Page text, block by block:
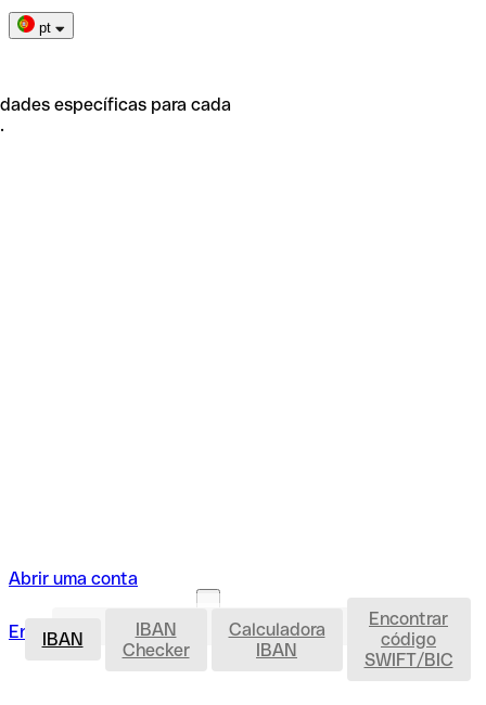
pt
específicas para cada
Abrir uma conta
Entrar Abrir uma conta IBAN
IBAN
IBAN
Checker
Calculadora
IBAN
Encontrar
código
SWIFT/BIC